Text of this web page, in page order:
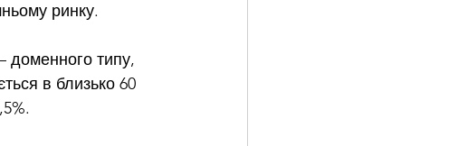
ринку.
доменного типу,
в близько 60